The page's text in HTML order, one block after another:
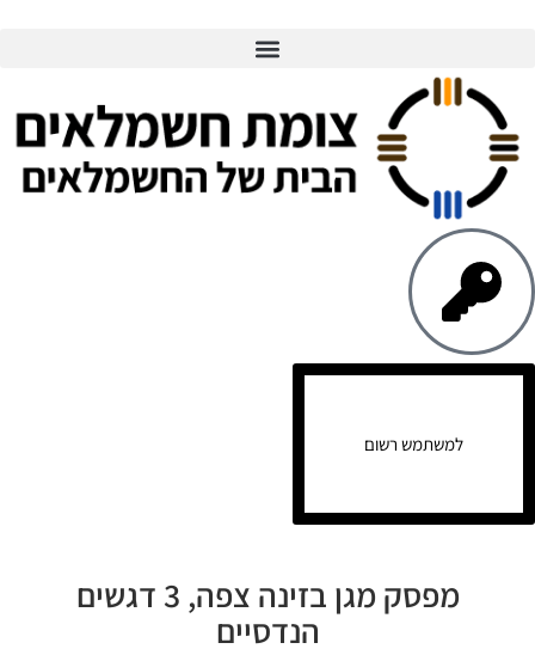
למשתמש רשום
מפסק מגן בזינה צפה, 3 דגשים
הנדסיים